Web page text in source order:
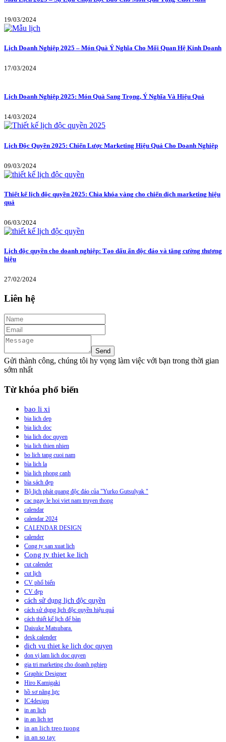
19/03/2024
Lịch Doanh Nghiệp 2025 – Món Quà Ý Nghĩa Cho Mối Quan Hệ Kinh Doanh
17/03/2024
Lịch Doanh Nghiệp 2025: Món Quà Sang Trọng, Ý Nghĩa Và Hiệu Quả
14/03/2024
Lịch Độc Quyền 2025: Chiến Lược Marketing Hiệu Quả Cho Doanh Nghiệp
09/03/2024
Thiết kế lịch độc quyền 2025: Chìa khóa vàng cho chiến dịch marketing hiệu
quả
06/03/2024
Lịch độc quyền cho doanh nghiệp: Tạo dấu ấn độc đáo và tăng cường thương
hiệu
27/02/2024
Liên hệ
Gửi thành công, chúng tôi hy vọng làm việc với bạn trong thời gian
sớm nhất
Từ khóa phổ biến
bao li xi
bia lich dep
bia lich doc
bia lich doc quyen
bia lich thien nhien
bo lich tang cuoi nam
bìa lich la
bìa lich phong canh
bìa sách đẹp
Bộ lịch phát quang độc đáo của "Yurko Gutsulyak "
cac ngay le hoi viet nam truyen thong
calendar
calendar 2024
CALENDAR DESIGN
calender
Cong ty san xuat lich
Cong ty thiet ke lich
cut calender
cut lịch
CV phổ biến
CV đẹp
cách sử dụng lịch độc quyền
cách sử dụng lịch độc quyền hiệu quả
cách thiết kế lịch để bàn
Daisuke Matsubara.
desk calender
dich vu thiet ke lich doc quyen
don vị lam lich doc quyen
gia tri marketing cho doanh nghiep
Graphic Designer
Hiro Kamigaki
hồ sơ năng lực
IC4design
in an lich
in an lich tet
in an lich treo tuong
in an so tay